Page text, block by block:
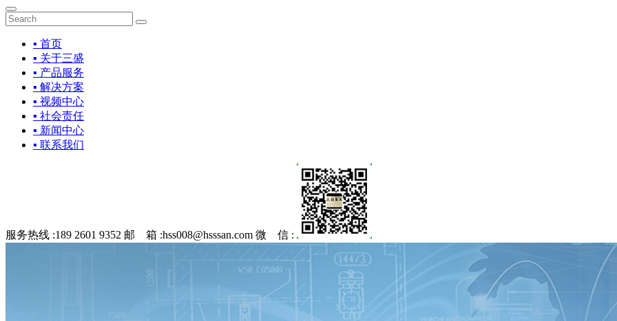
▪ 首页
▪ 关于三盛
▪ 产品服务
▪ 解决方案
▪ 视频中心
▪ 社会责任
▪ 新闻中心
▪ 联系我们
服务热线 :189 2601 9352 邮 箱 :hss008@hsssan.com 微 信 :